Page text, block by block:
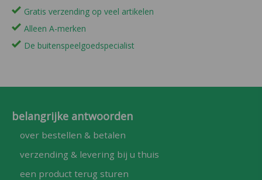
Gratis verzending op veel artikelen
Alleen A-merken
De buitenspeelgoedspecialist
belangrijke antwoorden
over bestellen & betalen
verzending & levering bij u thuis
een product terug sturen